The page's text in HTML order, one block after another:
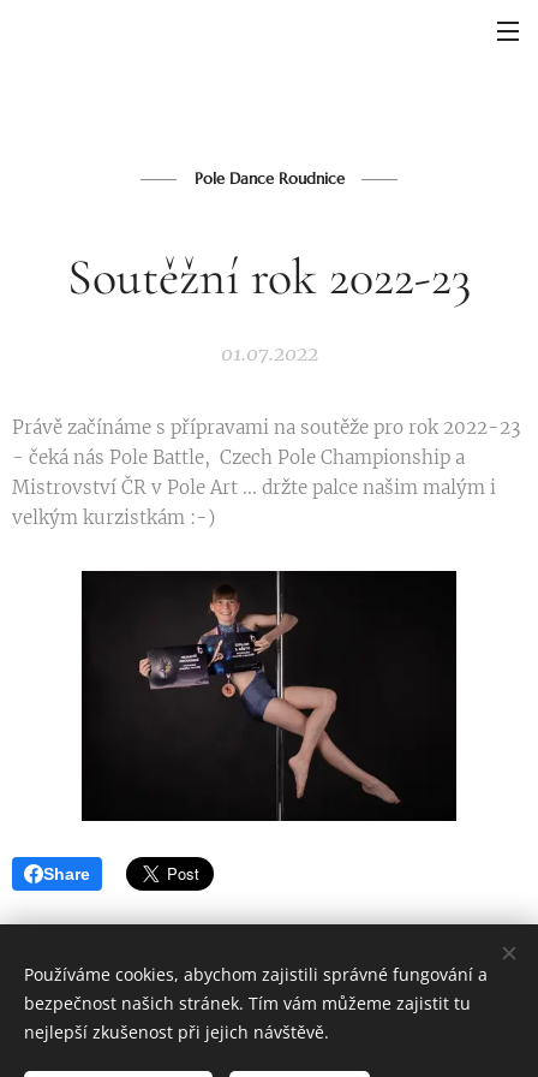
Pole Dance Roudnice
Soutěžní rok 2022-23
01.07.2022
Právě začínáme s přípravami na soutěže pro rok 2022-23
- čeká nás Pole Battle, Czech Pole Championship a
Mistrovství ČR v Pole Art ... držte palce našim malým i
velkým kurzistkám :-)
Share
Pole Dance Roudnice a Pole Dance Litoměřice - tel 737 938 161
Všechna práva vyhrazena 2018
Používáme cookies, abychom zajistili správné fungování a
bezpečnost našich stránek. Tím vám můžeme zajistit tu
nejlepší zkušenost při jejich návštěvě.